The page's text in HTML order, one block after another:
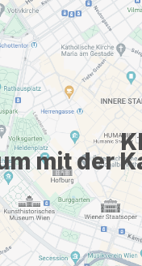
mit der